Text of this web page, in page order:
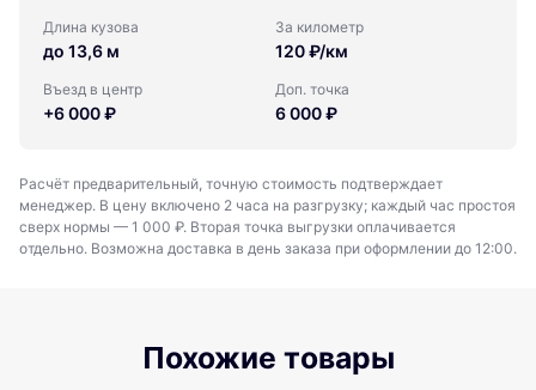
Длина кузова
до 13,6 м
За километр
120 ₽/км
Въезд в центр
+6 000 ₽
Доп. точка
6 000 ₽
Расчёт предварительный, точную стоимость подтверждает
менеджер. В цену включено 2 часа на разгрузку; каждый час простоя
сверх нормы — 1 000 ₽. Вторая точка выгрузки оплачивается
отдельно. Возможна доставка в день заказа при оформлении до 12:00.
Похожие товары